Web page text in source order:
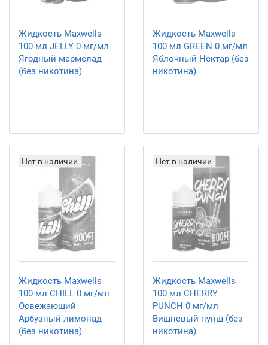
Жидкость Maxwells
100 мл JELLY 0 мг/мл
Ягодный мармелад
(без никотина)
Жидкость Maxwells
100 мл GREEN 0 мг/мл
Яблочный Нектар (без
никотина)
Нет в наличии
Жидкость Maxwells
100 мл CHILL 0 мг/мл
Освежающий
Арбузный лимонад
(без никотина)
Нет в наличии
Жидкость Maxwells
100 мл CHERRY
PUNCH 0 мг/мл
Вишневый пунш (без
никотина)